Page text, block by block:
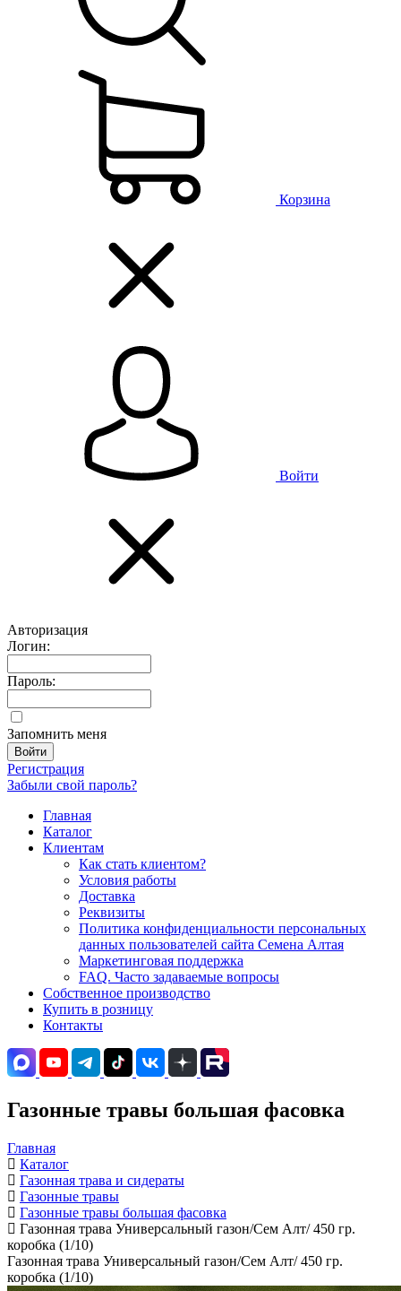
Корзина
Войти
Авторизация
Логин:
Пароль:
Запомнить меня
Регистрация
Забыли свой пароль?
Главная
Каталог
Клиентам
Как стать клиентом?
Условия работы
Доставка
Реквизиты
Политика конфиденциальности персональных
данных пользователей сайта Семена Алтая
Маркетинговая поддержка
FAQ. Часто задаваемые вопросы
Собственное производство
Купить в розницу
Контакты
Газонные травы большая фасовка
Главная
Каталог
Газонная трава и сидераты
Газонные травы
Газонные травы большая фасовка
Газонная трава Универсальный газон/Сем Алт/ 450 гр.
коробка (1/10)
Газонная трава Универсальный газон/Сем Алт/ 450 гр.
коробка (1/10)